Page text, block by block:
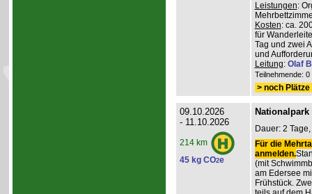
Leistungen:
Kosten: ca.
für
Tag und zwei
und
Leitung: Olaf
Teilnehmende:
> noch
09.10.2026
- 11.10.2026
214 km
45 kg CO2e
Dauer: 2
Für die
anmelden.
(mit
am Edersee
Frühstück.